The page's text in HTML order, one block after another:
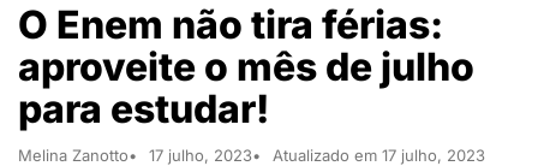
O Enem não tira férias:
aproveite o mês de julho
para estudar!
Melina Zanotto 17 julho, 2023
Atualizado em 17 julho, 2023